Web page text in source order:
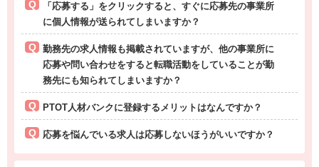
「応募する」をクリックすると、すぐに応募先の事業所
に個人情報が送られてしまいますか？
勤務先の求人情報も掲載されていますが、他の事業所に
応募や問い合わせをすると転職活動をしていることが勤
務先にも知られてしまいますか？
PTOT人材バンクに登録するメリットはなんですか？
応募を悩んでいる求人は応募しないほうがいいですか？